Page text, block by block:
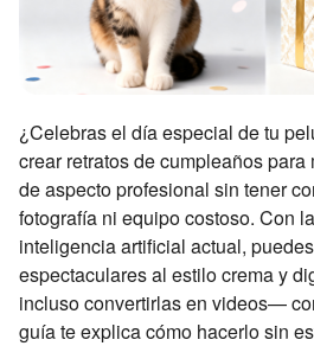
¿Celebras el día especial de tu
crear retratos de cumpleaños
de aspecto profesional sin tener
fotografía ni equipo costoso. Con
inteligencia artificial actual,
espectaculares al estilo crema y
incluso convertirlas en videos—
guía te explica cómo hacerlo sin